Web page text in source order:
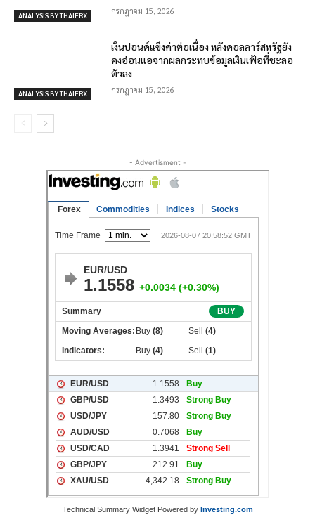
ANALYSIS BY THAIFRX กรกฎาคม 15, 2026
ANALYSIS BY THAIFRX
เงินปอนด์แข็งค่าต่อเนื่อง หลังดอลลาร์สหรัฐยัง
คงอ่อนแอจากผลกระทบข้อมูลเงินเฟ้อที่ชะลอ
ตัวลง
กรกฎาคม 15, 2026
- Advertisment -
Technical Summary Widget Powered by Investing.com